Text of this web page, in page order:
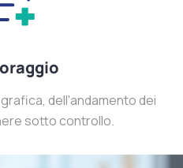
dell'andamento dei
sotto controllo.